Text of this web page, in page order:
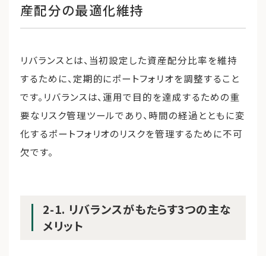
産配分の最適化維持
リバランスとは、当初設定した資産配分比率を維持
するために、定期的にポートフォリオを調整すること
です。リバランスは、運用で目的を達成するための重
要なリスク管理ツールであり、時間の経過とともに変
化するポートフォリオのリスクを管理するために不可
欠です。
2-1. リバランスがもたらす3つの主な
メリット